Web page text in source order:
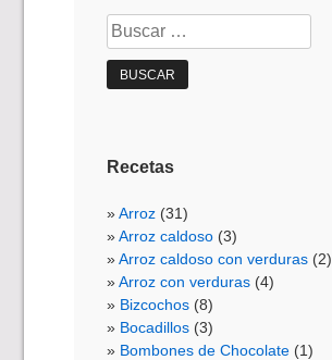
Buscar:
Recetas
Arroz (31)
Arroz caldoso (3)
Arroz caldoso con verduras (2)
Arroz con verduras (4)
Bizcochos (8)
Bocadillos (3)
Bombones de Chocolate (1)